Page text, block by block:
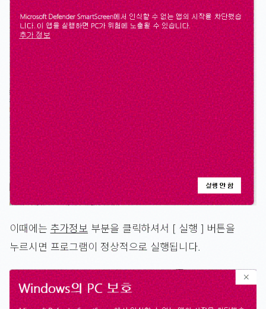
이때에는 추가정보 부분을 클릭하셔서 [ 실행 ] 버튼을
누르시면 프로그램이 정상적으로 실행됩니다.